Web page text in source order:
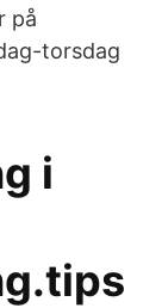
på
torsdag
i